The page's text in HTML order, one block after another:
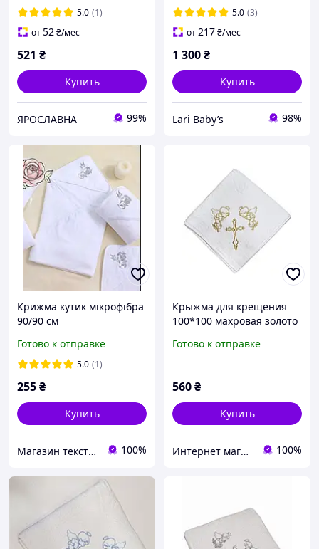
5.0 (1)
от52₴/мес
521 ₴
Купить
ЯРОСЛАВНА 99%
5.0 (3)
от217₴/мес
1 300₴
Купить
Lari Baby’s 98%
Крижма кутик мікрофібра
90/90 см
Готово к отправке
5.0 (1)
255₴
Купить
Магазин текстилю 100%
Крыжма для крещения
100*100 махровая золото
Готово к отправке
560₴
Купить
Интернет магазин тканин "Улюблена Постіль" 100%